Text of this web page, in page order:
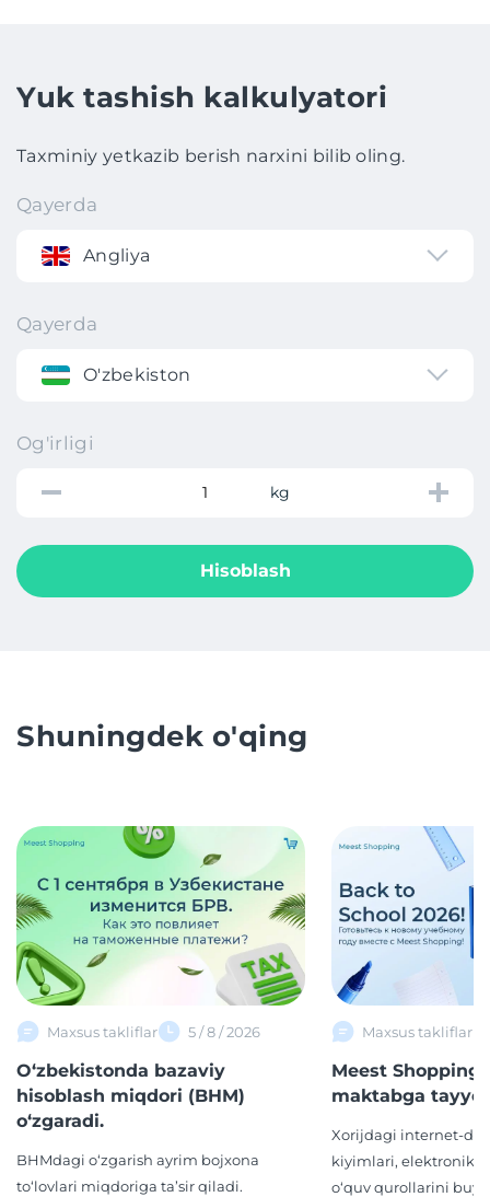
Yuk tashish kalkulyatori
Taxminiy yetkazib berish narxini bilib oling.
Qayerda
Angliya
Qayerda
O'zbekiston
Og'irligi
kg
Hisoblash
Shuningdek o'qing
Maxsus takliflar 5 / 8 / 2026
O‘zbekistonda bazaviy
hisoblash miqdori (BHM)
o‘zgaradi.
BHMdagi o‘zgarish ayrim bojxona
to‘lovlari miqdoriga ta’sir qiladi.
Maxsus takliflar
Meest Shopping
maktabga
Xorijdagi internet-
kiyimlari, elektronika,
o‘quv qurollarini